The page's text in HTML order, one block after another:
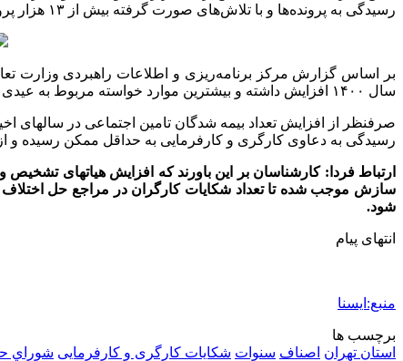
رسیدگی به پرونده‌ها و با تلاش‌های صورت گرفته بیش از ۱۳ هزار پرونده با آرای سازشی در مراجع حل اختلاف کار استان تهران حل و فصل شدند.
سال ۱۴۰۰ افزایش داشته و بیشترین موارد خواسته مربوط به عیدی و پاداش، سنوات خدمت و حق بیمه اجتماعی بوده است.
صرفنظر از افزایش تعداد بیمه شدگان تامین اجتماعی در سالهای
رسیدگی به دعاوی کارگری و کارفرمایی به حداقل ممکن رسیده و
ارتباط فردا: کارشناسان بر این باورند که افزایش هیاتهای
سازش موجب شده تا تعداد شکایات کارگران در مراجع حل
شود.
انتهای پیام
منبع:ایسنا
برچسب ها
استان تهران اصناف سنوات شکایات کارگری و کارفرمایی شوراي